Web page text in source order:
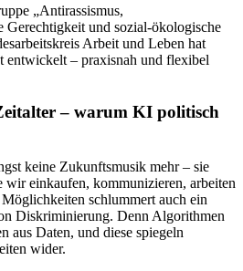
„Antirassismus,
und sozial-ökologische
Arbeit und Leben hat
entwickelt – praxisnah und flexibel
– warum KI politisch
keine Zukunftsmusik mehr – sie
wir einkaufen, kommunizieren, arbeiten
schlummert auch ein
Diskriminierung. Denn Algorithmen
aus Daten, und diese spiegeln
wider.